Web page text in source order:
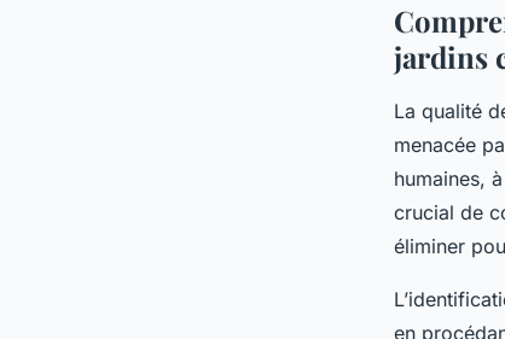
jardins
La qualité
menacée
humaines,
crucial de
éliminer
en